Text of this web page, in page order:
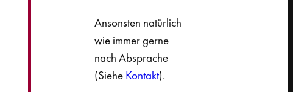
Ansonsten natürlich
wie immer gerne
nach Absprache
(Siehe Kontakt).